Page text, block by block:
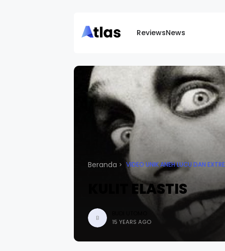
ReviewsNews
Beranda VIDEO UNIK ANEH LUCU DAN
KULIT ELASTIS
B
15 YEARS AGO